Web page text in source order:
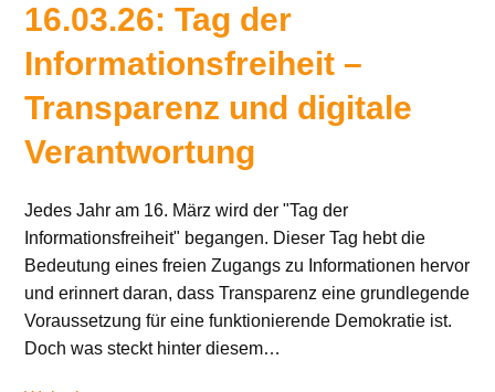
16.03.26: Tag der
Informationsfreiheit –
Transparenz und digitale
Verantwortung
Jedes Jahr am 16. März wird der "Tag der
Informationsfreiheit" begangen. Dieser Tag hebt die
Bedeutung eines freien Zugangs zu Informationen hervor
und erinnert daran, dass Transparenz eine grundlegende
Voraussetzung für eine funktionierende Demokratie ist.
Doch was steckt hinter diesem…